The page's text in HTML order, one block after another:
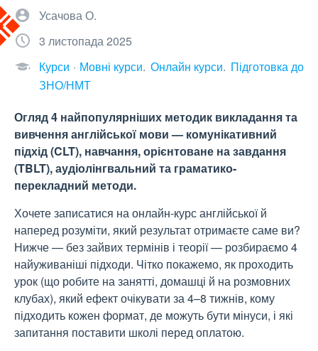
Усачова О.
3 листопада 2025
Курси
Мовні курси Онлайн курси Підготовка до
ЗНО/НМТ
Огляд 4 найпопулярніших методик викладання та
вивчення англійської мови — комунікативний
підхід (CLT), навчання, орієнтоване на завдання
(TBLT), аудіолінгвальний та граматико-
перекладний методи.
Хочете записатися на онлайн-курс англійської й
наперед розуміти, який результат отримаєте саме ви?
Нижче — без зайвих термінів і теорії — розбираємо 4
найуживаніші підходи. Чітко покажемо, як проходить
урок (що робите на занятті, домашці й на розмовних
клубах), який ефект очікувати за 4–8 тижнів, кому
підходить кожен формат, де можуть бути мінуси, і які
запитання поставити школі перед оплатою.